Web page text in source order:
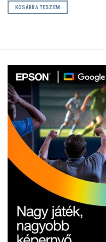
KOSÁRBA TESZEM